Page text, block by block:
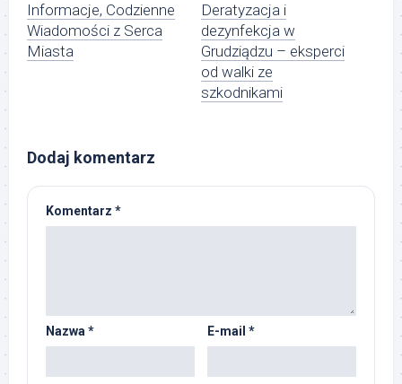
Informacje, Codzienne
Wiadomości z Serca
Miasta
Deratyzacja i
dezynfekcja w
Grudziądzu – eksperci
od walki ze
szkodnikami
Dodaj komentarz
Komentarz *
Nazwa* E-mail *